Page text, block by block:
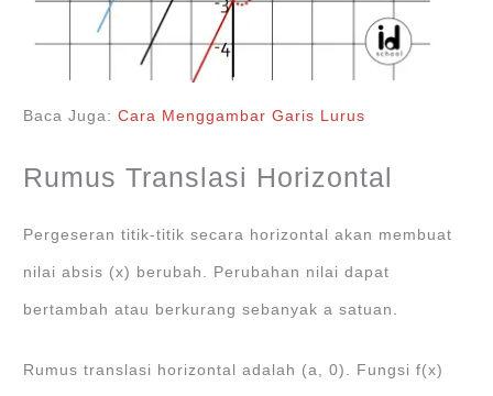
Baca Juga:Cara Menggambar Garis Lurus
Rumus Translasi Horizontal
Pergeseran titik-titik secara horizontal akan membuat
nilai absis (x) berubah. Perubahan nilai dapat
bertambah atau berkurang sebanyak a satuan.
Rumus translasi horizontal adalah (a, 0). Fungsi f(x)